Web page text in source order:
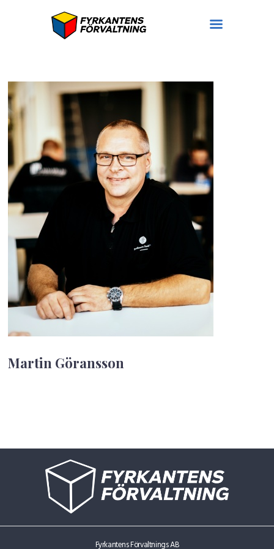
Lokaler
Bostäder
På gång
Ledigt
Om oss
Hyresgäst hos oss
Felanmälan
Martin Göransson
Fyrkantens Förvaltnings AB